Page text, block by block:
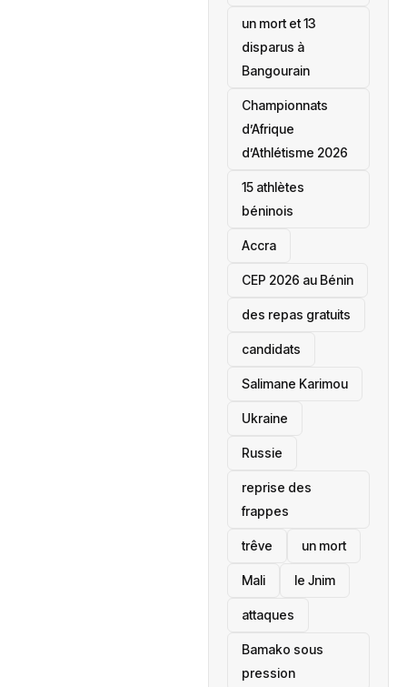
un mort et 13
disparus à
Bangourain
‎Championnats
d’Afrique
d’Athlétisme 2026
15 athlètes
béninois
Accra
‎CEP 2026 au Bénin
des repas gratuits
candidats
Salimane Karimou
Ukraine
Russie
reprise des
frappes
trêve un mort
Mali le Jnim
attaques
Bamako sous
pression